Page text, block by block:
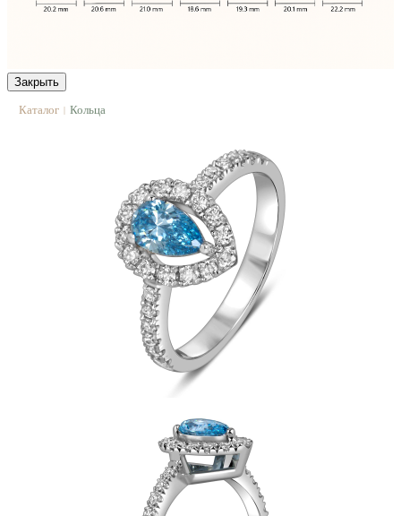
Закрыть
Каталог | Кольца